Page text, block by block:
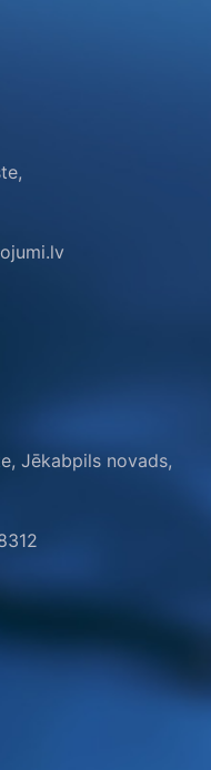
Jēkabpils novads,